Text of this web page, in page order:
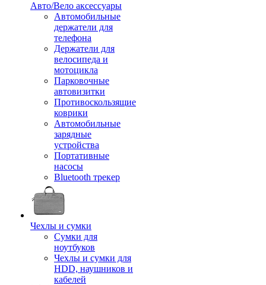
Авто/Вело аксессуары
Автомобильные
держатели для
телефона
Держатели для
велосипеда и
мотоцикла
Парковочные
автовизитки
Противоскользящие
коврики
Автомобильные
зарядные
устройства
Портативные
насосы
Bluetooth трекер
Чехлы и сумки
Сумки для
ноутбуков
Чехлы и сумки для
HDD, наушников и
кабелей